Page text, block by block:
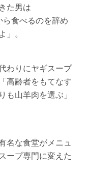
た男は
ら食べるのを辞め
。
わりにヤギスープ
高齢者をもてなす
も山羊肉を選ぶ」
名な食堂がメニュ
ープ専門に変えた